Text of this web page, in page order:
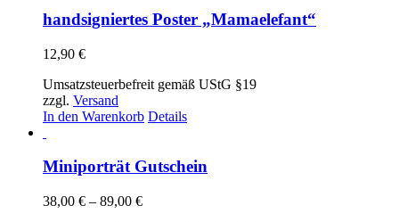
handsigniertes Poster „Mamaelefant“
12,90 €
Umsatzsteuerbefreit gemäß UStG §19
zzgl. Versand
In den Warenkorb Details
Miniporträt Gutschein
38,00 € – 89,00 €Preisspanne: